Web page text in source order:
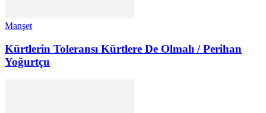
Manşet
Kürtlerin Toleransı Kürtlere De Olmalı / Perihan
Yoğurtçu